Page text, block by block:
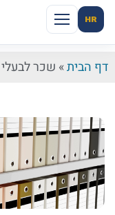
HR
דף הבית» שכר לבעלי